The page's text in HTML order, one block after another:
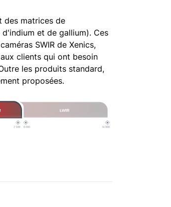
des matrices de
et de gallium). Ces
SWIR de Xenics,
clients qui ont besoin
les produits standard,
proposées.